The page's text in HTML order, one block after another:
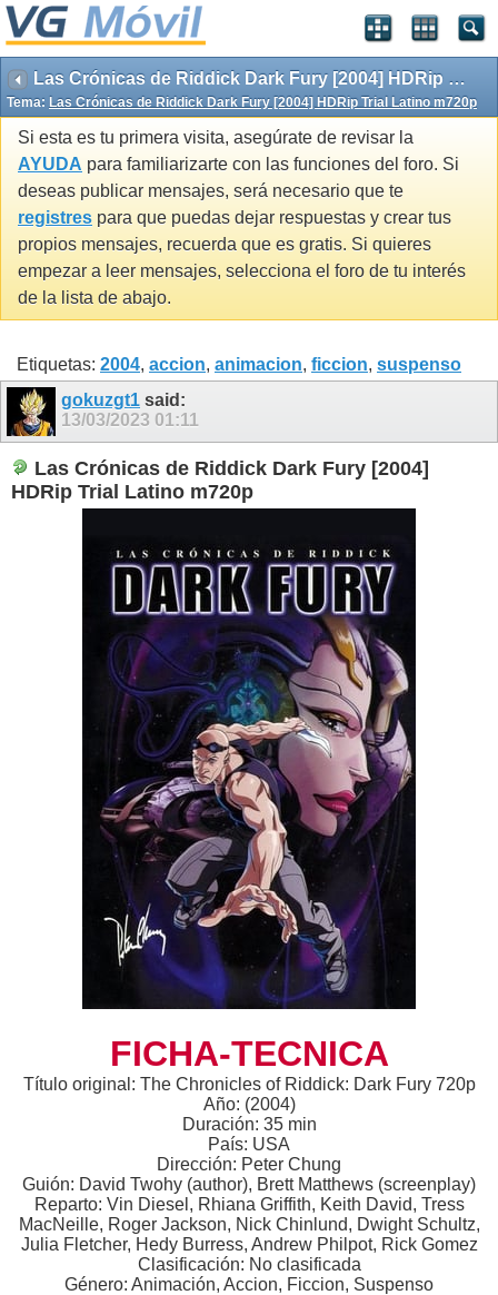
Las Crónicas de Riddick Dark Fury [2004] HDRip Trial Latino m720p
Tema: Las Crónicas de Riddick Dark Fury [2004] HDRip Trial Latino m720p
Si esta es tu primera visita, asegúrate de revisar la
AYUDA para familiarizarte con las funciones del foro. Si
deseas publicar mensajes, será necesario que te
registres para que puedas dejar respuestas y crear tus
propios mensajes, recuerda que es gratis. Si quieres
empezar a leer mensajes, selecciona el foro de tu interés
de la lista de abajo.
Etiquetas: 2004, accion, animacion, ficcion, suspenso
gokuzgt1 said:
13/03/2023 01:11
Las Crónicas de Riddick Dark Fury [2004]
HDRip Trial Latino m720p
FICHA-TECNICA
Título original: The Chronicles of Riddick: Dark Fury 720p
Año: (2004)
Duración: 35 min
País: USA
Dirección: Peter Chung
Guión: David Twohy (author), Brett Matthews (screenplay)
Reparto: Vin Diesel, Rhiana Griffith, Keith David, Tress
MacNeille, Roger Jackson, Nick Chinlund, Dwight Schultz,
Julia Fletcher, Hedy Burress, Andrew Philpot, Rick Gomez
Clasificación: No clasificada
Género: Animación, Accion, Ficcion, Suspenso